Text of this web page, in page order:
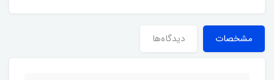
مشخصات دیدگاه‌ها